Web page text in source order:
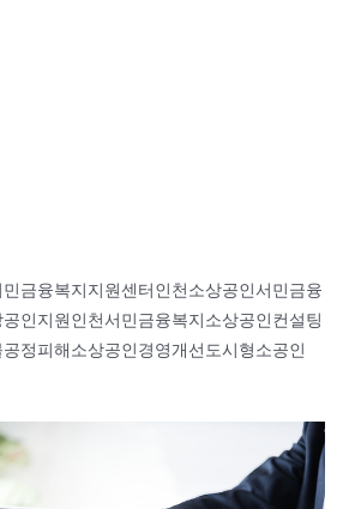
금융복지지원센터인천소상공인서민금융
인지원인천서민금융복지소상공인컨설팅
정피해소상공인경영개선도시형소공인